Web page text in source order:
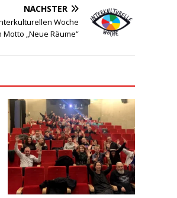
NÄCHSTER
Woche
„Neue Räume“